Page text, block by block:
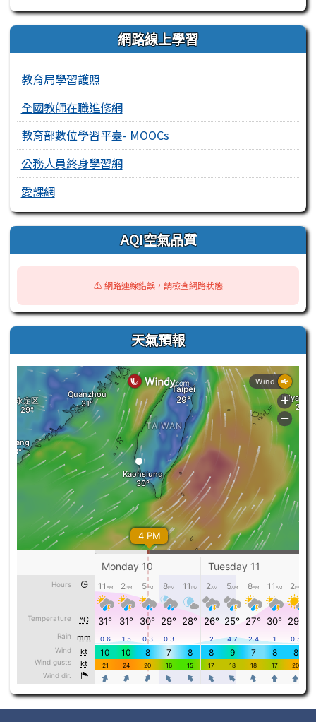
網路線上學習
教育局學習護照
全國教師在職進修網
教育部數位學習平臺- MOOCs
公務人員終身學習網
愛課網
AQI空氣品質
⚠️ 網路連線錯誤，請檢查網路狀態
天氣預報